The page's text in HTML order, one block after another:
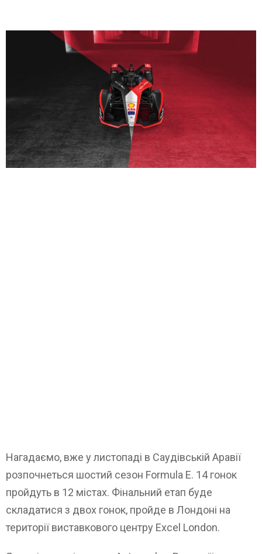
Нагадаємо, вже у листопаді в Саудівській Аравії
розпочнеться шостий сезон Formula E. 14 гонок
пройдуть в 12 містах. Фінальний етап буде
складатися з двох гонок, пройде в Лондоні на
території виставкового центру Excel London.